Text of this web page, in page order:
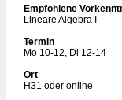
Empfohlene
Lineare Algebra I
Termin
Mo 10-12, Di 12-14
Ort
H31 oder online